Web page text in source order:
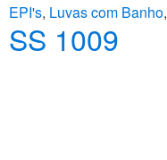
EPI's, Luvas com Banho,
SS 1009